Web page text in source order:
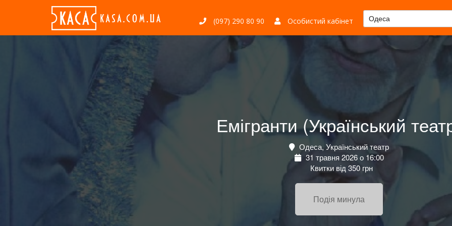
(097) 290 80 90 Особистий кабінет Одеса
Емігранти (Український
Одеса, Український театр
31 травня 2026 о 16:00
Квитки від 350 грн
Подія минула